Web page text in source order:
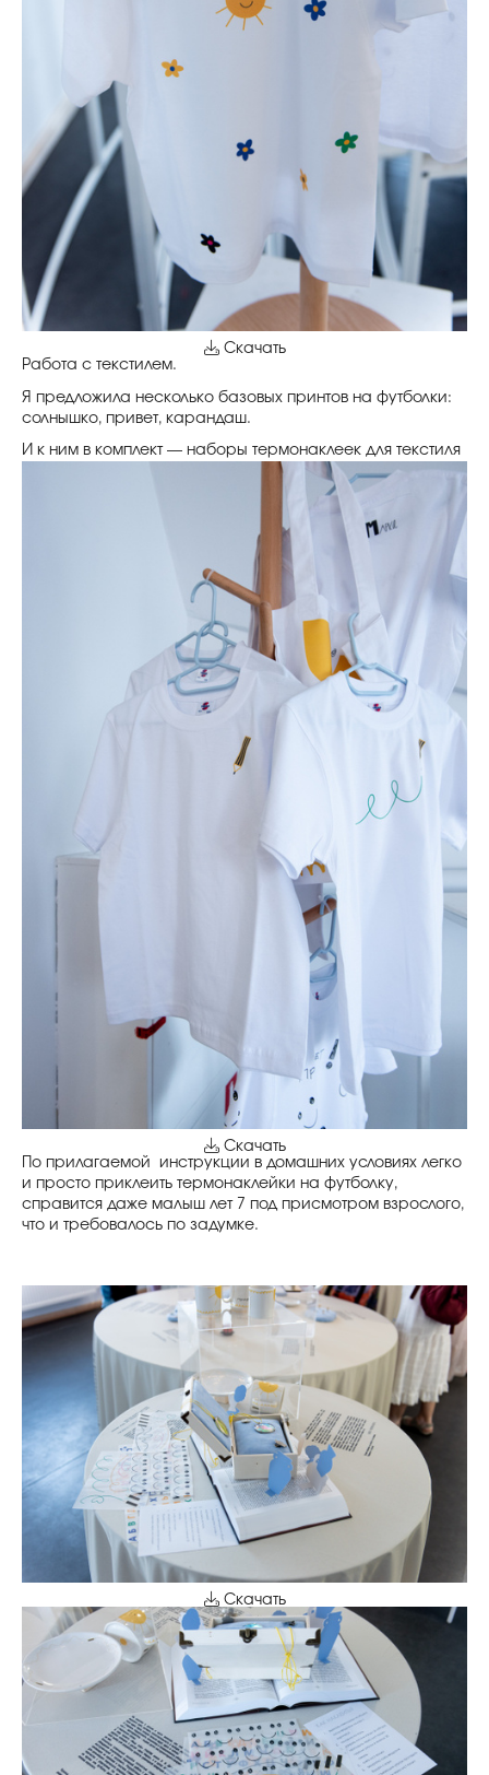
Скачать
Работа с текстилем.
Я предложила несколько базовых принтов на футболки:
солнышко, привет, карандаш.
И к ним в комплект — наборы термонаклеек для текстиля
Скачать
По прилагаемой инструкции в домашних условиях легко
и просто приклеить термонаклейки на футболку,
справится даже малыш лет 7 под присмотром взрослого,
что и требовалось по задумке.
Скачать